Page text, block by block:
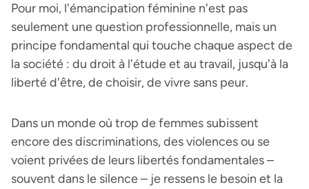
Pour moi, l'émancipation féminine n'est pas
seulement une question professionnelle, mais un
principe fondamental qui touche chaque aspect de
la société : du droit à l'étude et au travail, jusqu'à la
liberté d'être, de choisir, de vivre sans peur.
Dans un monde où trop de femmes subissent
encore des discriminations, des violences ou se
voient privées de leurs libertés fondamentales –
souvent dans le silence – je ressens le besoin et la